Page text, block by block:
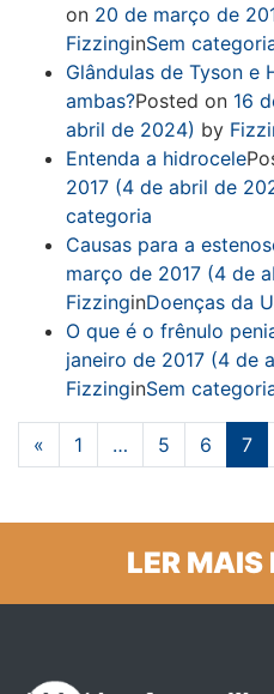
on 20 de março de
FizzinginSem
Glândulas de Tyson e
ambas?Posted on 16
abril de 2024) by
Entenda a hidrocele
2017 (4 de abril de
categoria
Causas para a
março de 2017 (4 de
FizzinginDoenças da
O que é o frênulo
janeiro de 2017 (4 de
FizzinginSem
Navegação entre
« 1 … 5 6 7
LER MAIS